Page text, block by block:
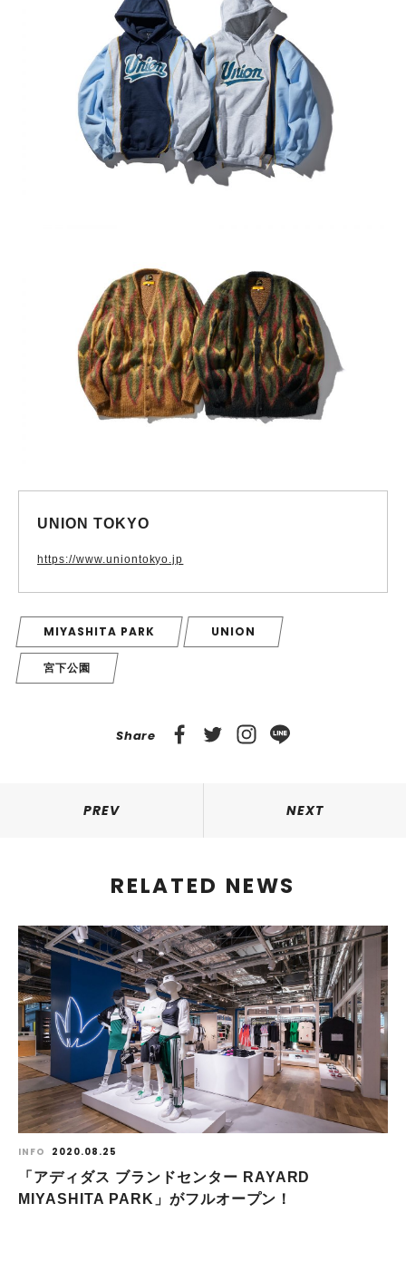
UNION TOKYO
https://www.uniontokyo.jp
MIYASHITA PARK UNION
宮下公園
Share
PREV NEXT
RELATED NEWS
INFO 2020.08.25
「アディダス ブランドセンター RAYARD
MIYASHITA PARK」がフルオープン！